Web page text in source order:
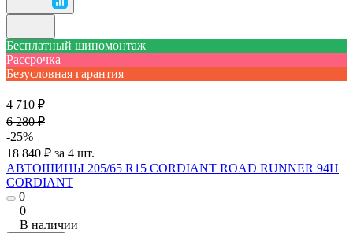
Бесплатный шиномонтаж
Рассрочка
Безусловная гарантия
4 710 ₽
6 280 ₽
-25%
18 840 ₽ за 4 шт.
АВТОШИНЫ 205/65 R15 CORDIANT ROAD RUNNER 94H
CORDIANT
0
0
В наличии